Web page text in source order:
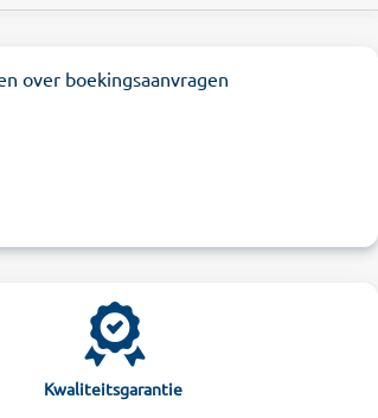
over boekingsaanvragen
Kwaliteitsgarantie